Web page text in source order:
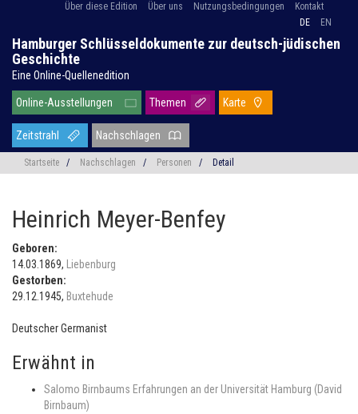
Über diese Edition Über uns Nutzungsbedingungen
Kontakt
DE
EN
Hamburger Schlüsseldokumente zur deutsch-jüdischen
Geschichte
Eine Online-Quellenedition
Online-Ausstellungen Themen Karte
Zeitstrahl Nachschlagen
Startseite / Nachschlagen / Personen / Detail
Heinrich Meyer-Benfey
Geboren:
14.03.1869,
Liebenburg
Gestorben:
29.12.1945, Buxtehude
Deutscher Germanist
Erwähnt in
Salomo Birnbaums Erfahrungen an der Universität Hamburg (David
Birnbaum)